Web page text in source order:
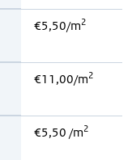
€5,50/m2
€11,00/m2
€5,50 /m2